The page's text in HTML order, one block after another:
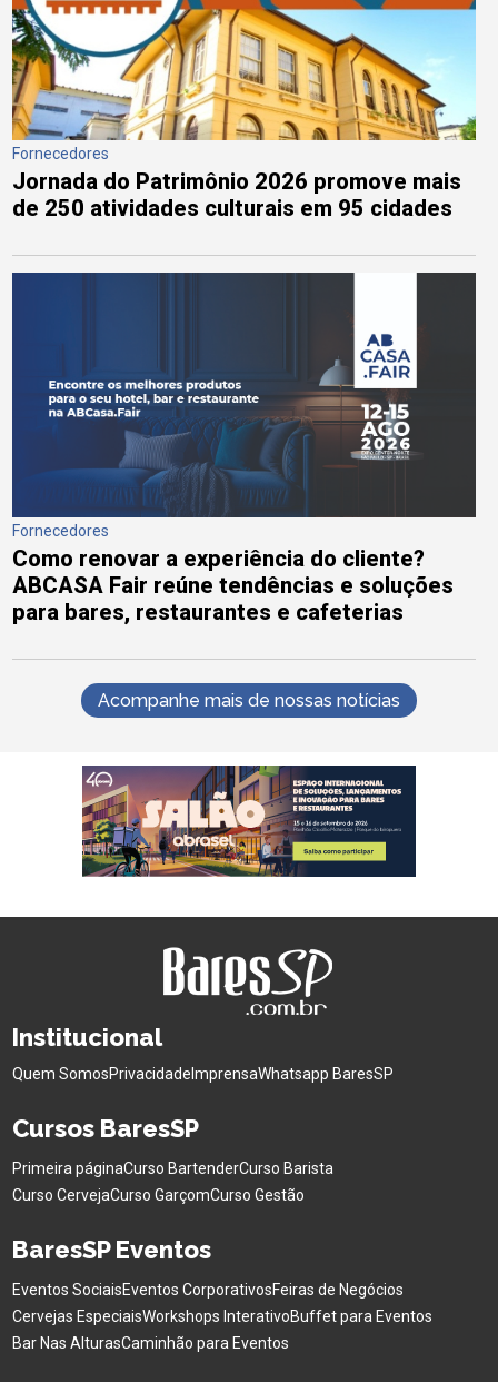
Fornecedores
Jornada do Patrimônio 2026 promove mais
de 250 atividades culturais em 95 cidades
Fornecedores
Como renovar a experiência do cliente?
ABCASA Fair reúne tendências e soluções
para bares, restaurantes e cafeterias
Acompanhe mais de nossas notícias
Institucional
Quem SomosPrivacidade ImprensaWhatsapp BaresSP
Cursos BaresSP
Primeira páginaCurso BartenderCurso Barista
Curso CervejaCurso GarçomCurso Gestão
BaresSP Eventos
Eventos SociaisEventos CorporativosFeiras de Negócios
Cervejas EspeciaisWorkshops InterativoBuffet para Eventos
Bar Nas AlturasCaminhão para Eventos